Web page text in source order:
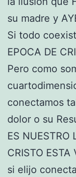
su madre y
Si todo
EPOCA DE
Pero como
conectamos
dolor o su
ES NUESTRO
CRISTO ESTA
si elijo